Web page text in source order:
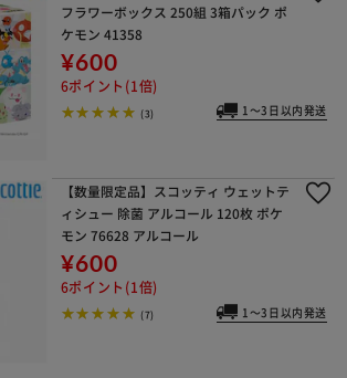
フラワーボックス 250組 3箱パック ポ
ケモン 41358
¥600
6ポイント(1倍)
(3) 1～3日以内発送
【数量限定品】スコッティ ウェットテ
ィシュー 除菌 アルコール 120枚 ポケ
モン 76628 アルコール
¥600
6ポイント(1倍)
(7) 1～3日以内発送
さい
れる 購入手続きへ